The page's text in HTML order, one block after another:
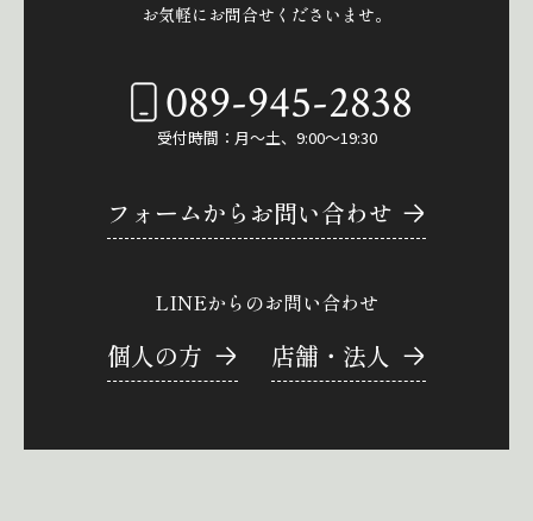
お気軽にお問合せくださいませ。
089-945-2838
受付時間：月～土、9:00～19:30
フォームからお問い合わせ
LINEからのお問い合わせ
個人の方 店舗・法人